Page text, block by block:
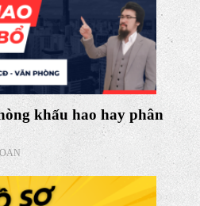
khấu hao hay phân